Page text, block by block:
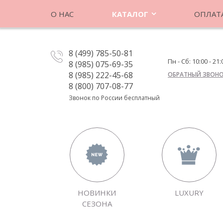
О НАС КАТАЛОГ
8 (499) 785-50-81
8 (985) 075-69-35
8 (985) 222-45-68
8 (800) 707-08-77
Звонок по России бесплатный
Пн - Сб: 10:00 -
ОБРАТНЫЙ
НОВИНКИ
СЕЗОНА
LUXURY